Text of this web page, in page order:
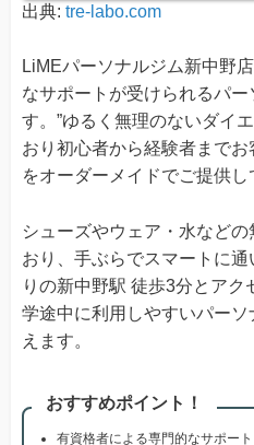
出典: tre-labo.com
LiMEパーソナルジム新中野
なサポートが受けられるパ
す。”ゆるく無理のないダイ
おり初心者から経験者まで
をオーダーメイドでご提供し
シューズやウェア・水など
おり、手ぶらでスマートに
りの新中野駅 徒歩3分とアク
学途中に利用しやすいパー
えます。
おすすめポイント！
有資格者による専門的なサポート